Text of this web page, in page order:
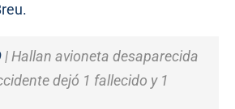
| Hallan avioneta desaparecida
dejó 1 fallecido y 1